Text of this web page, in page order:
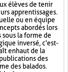
élèves de tenir
apprentissages.
ou en équipe
abordés lors
la forme de
inversé, c'est-
en haut de la
des
des balados.